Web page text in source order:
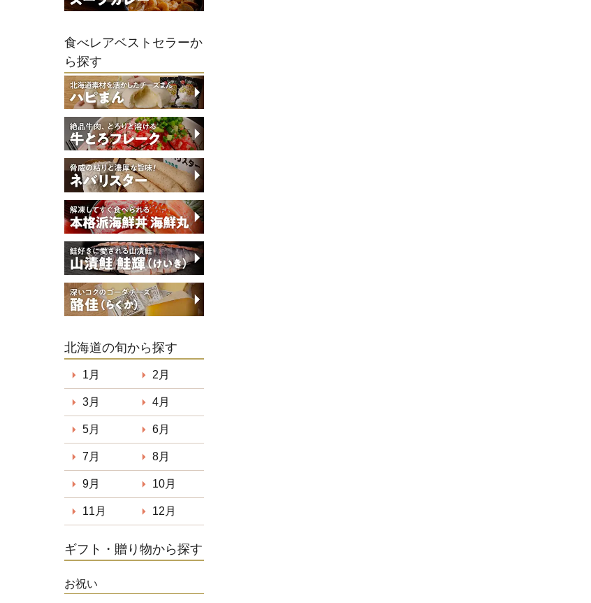
食べレアベストセラーか
ら探す
北海道の旬から探す
1月 2月
3月 4月
5月 6月
7月 8月
9月 10月
11月 12月
ギフト・贈り物から探す
お祝い